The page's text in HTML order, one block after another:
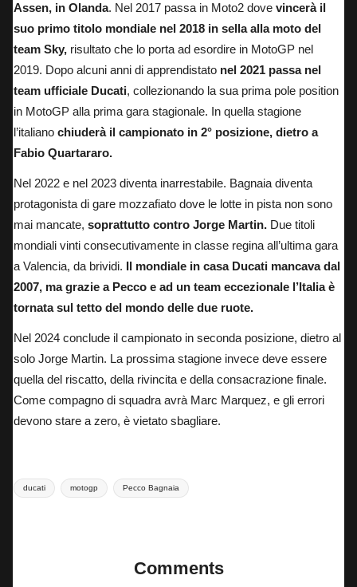
Assen, in Olanda. Nel 2017 passa in Moto2 dove vincerà il
suo primo titolo mondiale nel 2018 in sella alla moto del
team Sky, risultato che lo porta ad esordire in MotoGP nel
2019. Dopo alcuni anni di apprendistato nel 2021 passa nel
team ufficiale Ducati, collezionando la sua prima pole position
in MotoGP alla prima gara stagionale. In quella stagione
l’italiano chiuderà il campionato in 2° posizione, dietro a
Fabio Quartararo.
Nel 2022 e nel 2023 diventa inarrestabile. Bagnaia diventa
protagonista di gare mozzafiato dove le lotte in pista non sono
mai mancate, soprattutto contro Jorge Martin. Due titoli
mondiali vinti consecutivamente in classe regina all’ultima gara
a Valencia, da brividi. Il mondiale in casa Ducati mancava dal
2007, ma grazie a Pecco e ad un team eccezionale l’Italia è
tornata sul tetto del mondo delle due ruote.
Nel 2024 conclude il campionato in seconda posizione, dietro al
solo Jorge Martin. La prossima stagione invece deve essere
quella del riscatto, della rivincita e della consacrazione finale.
Come compagno di squadra avrà Marc Marquez, e gli errori
devono stare a zero, è vietato sbagliare.
Tags:
ducati motogp Pecco Bagnaia
Comments